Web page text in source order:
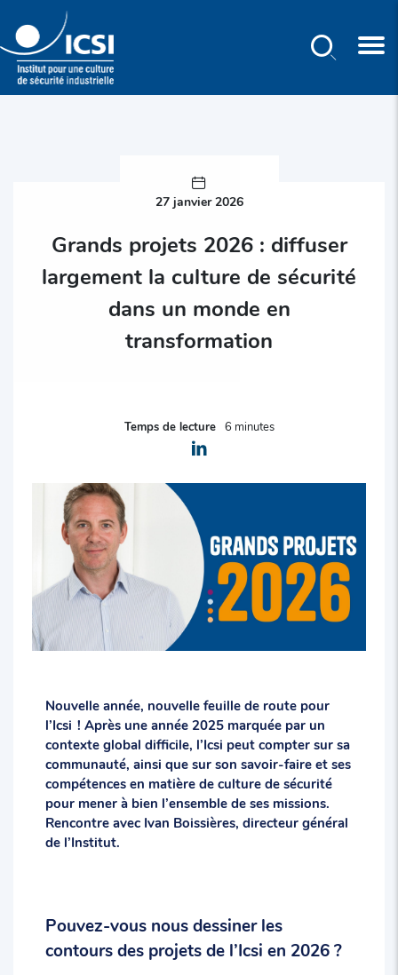
27 janvier 2026
Grands projets 2026 : diffuser
largement la culture de sécurité
dans un monde en
transformation
Temps de lecture 6 minutes
Nouvelle année, nouvelle feuille de route pour
l’Icsi ! Après une année 2025 marquée par un
contexte global difficile, l’Icsi peut compter sur sa
communauté, ainsi que sur son savoir-faire et ses
compétences en matière de culture de sécurité
pour mener à bien l’ensemble de ses missions.
Rencontre avec Ivan Boissières, directeur général
de l’Institut.
Pouvez-vous nous dessiner les
contours des projets de l’Icsi en 2026 ?